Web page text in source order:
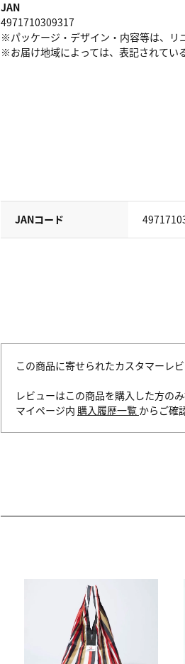
JAN
4971710309317
※パッケージ・デザイン・内容等は、リ
※お届け地域によっては、表記されてい
JANコード
この商品に寄せられたカスタマーレ
レビューはこの商品を購入した方の
マイページ内 購入履歴一覧 からご確